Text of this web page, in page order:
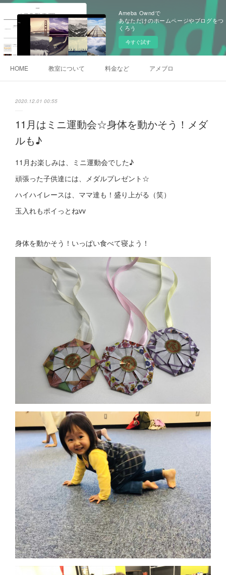
Ameba Owndで
あなただけのホームページやブログをつ
くろう
今すぐ試す
HOME 教室について 料金など アメブロ
2020.12.01 00:55
11月はミニ運動会☆身体を動かそう！メダ
ルも♪
11月お楽しみは、ミニ運動会でした♪
頑張った子供達には、メダルプレゼント☆
ハイハイレースは、ママ達も！盛り上がる（笑）
玉入れもポイっとねvv
身体を動かそう！いっぱい食べて寝よう！